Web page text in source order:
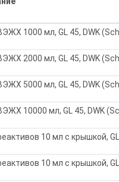
1000 мл, GL 45, DWK
2000 мл, GL 45, DWK
5000 мл, GL 45, DWK
10000 мл, GL 45, DWK
10 мл с крышкой,
10 мл с крышкой,